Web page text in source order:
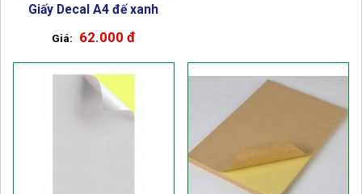
Giấy Decal A4 đế xanh
62.000 đ